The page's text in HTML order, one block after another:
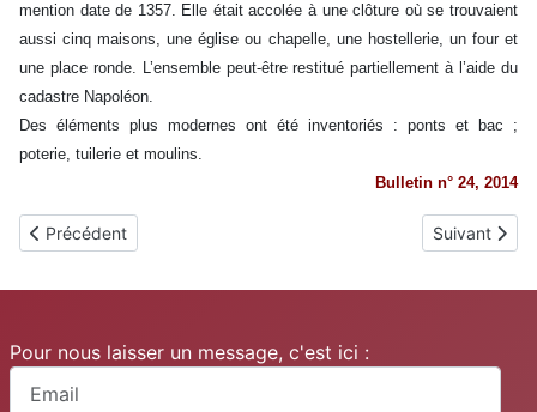
mention date de 1357. Elle était accolée à une clôture où se trouvaient
aussi cinq maisons, une église ou chapelle, une hostellerie, un four et
une place ronde. L’ensemble peut-être restitué partiellement à l’aide du
cadastre Napoléon.
Des éléments plus modernes ont été inventoriés : ponts et bac ;
poterie, tuilerie et moulins.
Bulletin n° 24, 2014
Article précédent : Précieux
Précédent Article
Suivant
Pour nous laisser un message, c'est ici :